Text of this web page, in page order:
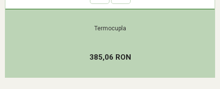
Termocupla
385,06 RONPret